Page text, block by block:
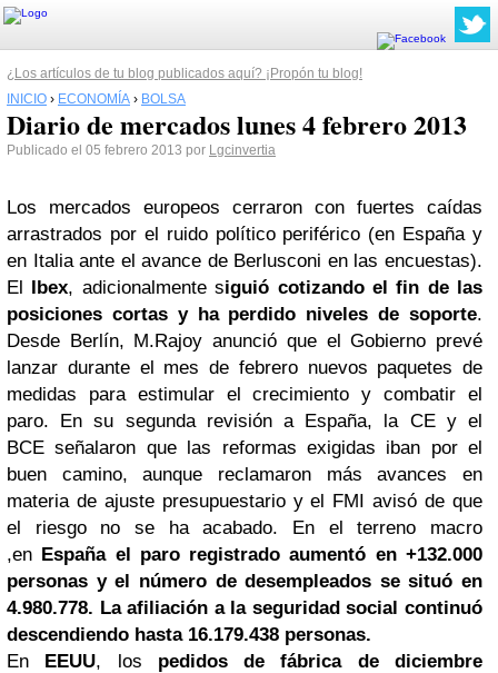
¿Los artículos de tu blog publicados aquí? ¡Propón tu blog!
INICIO › ECONOMÍA › BOLSA
Diario de mercados lunes 4 febrero 2013
Publicado el 05 febrero 2013 por Lgcinvertia
Los mercados europeos cerraron con fuertes caídas
arrastrados por el ruido político periférico (en España y
en Italia ante el avance de Berlusconi en las encuestas).
El Ibex, adicionalmente siguió cotizando el fin de las
posiciones cortas y ha perdido niveles de soporte.
Desde Berlín, M.Rajoyanunció que el Gobierno prevé
lanzar durante el mes de febrero nuevos paquetes de
medidas para estimular el crecimiento y combatir el
paro. En su segunda revisión a España, la CE y el
BCEseñalaron que las reformas exigidas iban por el
buen camino, aunque reclamaron más avances en
materia de ajuste presupuestario y el FMI avisó de que
el riesgo no se ha acabado. En el terreno macro
,en España el paro registrado aumentó en +132.000
personas y el número de desempleados se situó en
4.980.778. La afiliación a la seguridad social continuó
descendiendo hasta 16.179.438 personas.
En EEUU, los pedidos de fábrica de diciembre